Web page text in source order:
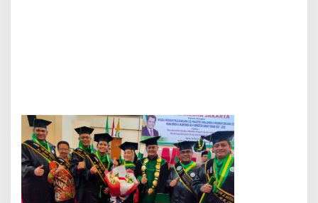
I
A
S
A
,
R
A